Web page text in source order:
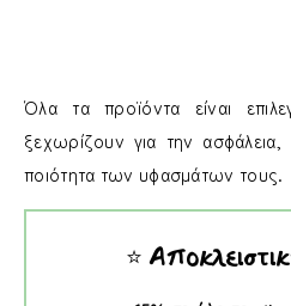
Όλα τα προϊόντα είναι
ξεχωρίζουν για την
ποιότητα των υφασμάτων τους.
⭐